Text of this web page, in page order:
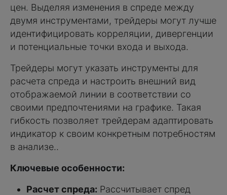
цен. Выделяя изменения в спреде между
двумя инструментами, трейдеры могут лучше
идентифицировать корреляции, дивергенции
и потенциальные точки входа и выхода.
Трейдеры могут указать инструменты для
расчета спреда и настроить внешний вид
отображаемой линии в соответствии со
своими предпочтениями на графике. Такая
гибкость позволяет трейдерам адаптировать
индикатор к своим конкретным потребностям
в анализе..
Ключевые особенности:
Расчет спреда: Рассчитывает спред